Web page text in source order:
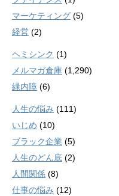
マーケティング (5)
経営 (2)
ヘミシンク (1)
メルマガ倉庫 (1,290)
緑内障 (6)
人生の悩み (111)
いじめ (10)
ブラック企業 (5)
人生のどん底 (2)
人間関係 (8)
仕事の悩み (12)